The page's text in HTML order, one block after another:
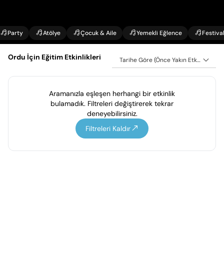
Party Atölye Çocuk & Aile Yemekli Eğlence Festival
Ordu İçin Eğitim Etkinlikleri Tarihe Göre (Önce Yakın Etkinlikler)
Aramanızla eşleşen herhangi bir etkinlik
bulamadık. Filtreleri değiştirerek tekrar
deneyebilirsiniz.
Filtreleri Kaldır